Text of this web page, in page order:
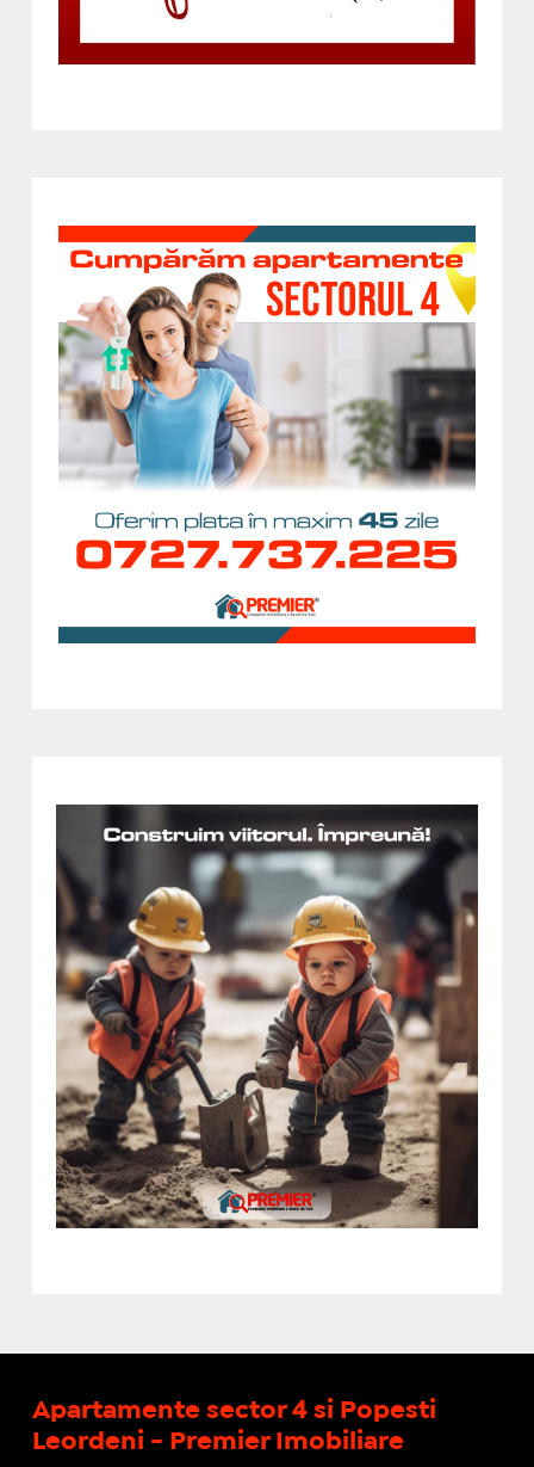
Apartamente sector 4 si Popesti
Leordeni - Premier Imobiliare